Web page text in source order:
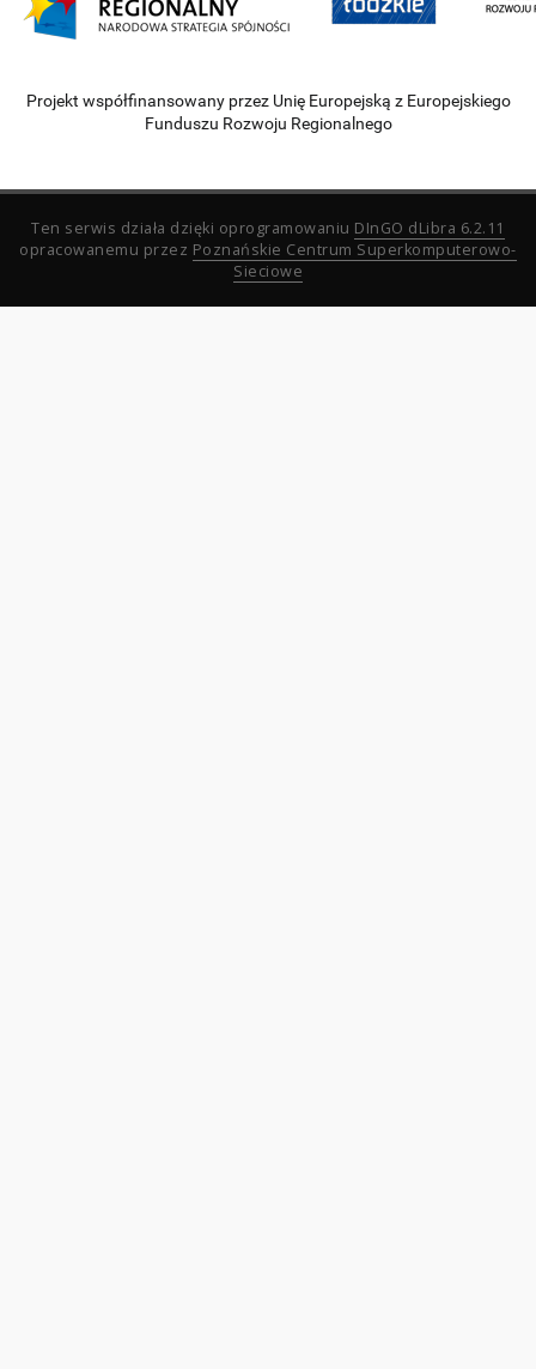
Projekt współfinansowany przez Unię Europejską z Europejskiego
Funduszu Rozwoju Regionalnego
Ten serwis działa dzięki oprogramowaniu DInGO dLibra 6.2.11
opracowanemu przez Poznańskie Centrum Superkomputerowo-
Sieciowe